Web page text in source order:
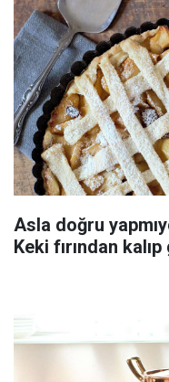
Asla doğru
Keki fırından